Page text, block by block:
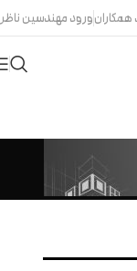
همکارانورود مهندسین ناظر